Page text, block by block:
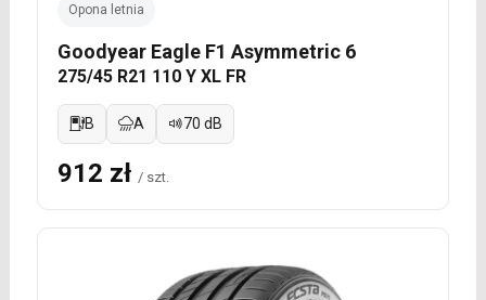
Opona letnia
Goodyear Eagle F1 Asymmetric 6
275/45 R21 110 Y XL FR
B A 70 dB
912 zł / szt.